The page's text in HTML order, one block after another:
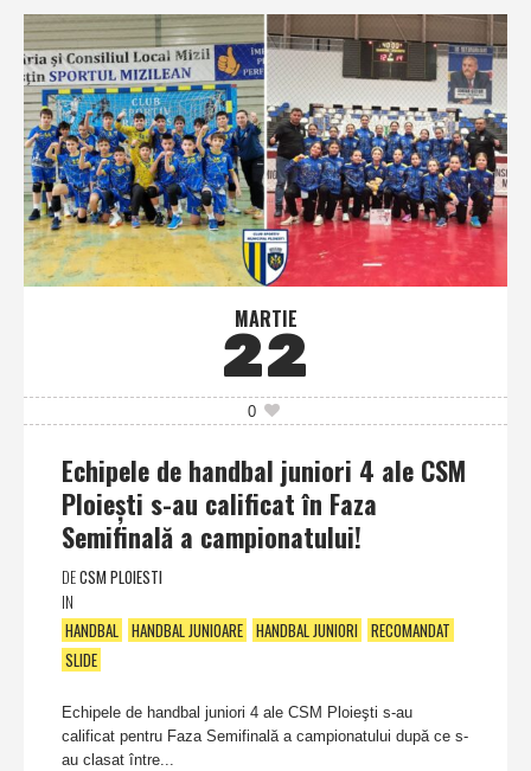
MARTIE
22
0
Echipele de handbal juniori 4 ale CSM
Ploieşti s-au calificat în Faza
Semifinală a campionatului!
DECSM PLOIESTI
IN
HANDBAL HANDBAL JUNIOARE HANDBAL JUNIORI RECOMANDAT
SLIDE
Echipele de handbal juniori 4 ale CSM Ploieşti s-au
calificat pentru Faza Semifinală a campionatului după ce s-
au clasat între...